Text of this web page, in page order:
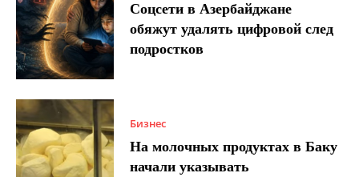
Соцсети в Азербайджане
обяжут удалять цифровой след
подростков
Бизнес
На молочных продуктах в Баку
начали указывать